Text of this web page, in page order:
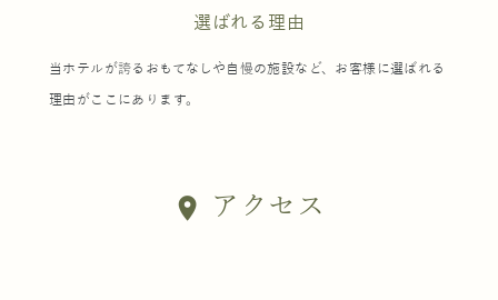
選ばれる理由
当ホテルが誇るおもてなしや自慢の施設など、お客様に選ばれる
理由がここにあります。
location_on アクセス